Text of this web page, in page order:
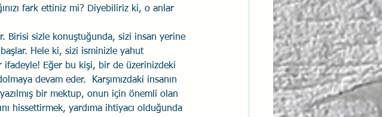
fark ettiniz mi? Diyebiliriz ki, o anlar
Birisi sizle konuştuğunda, sizi insan yerine
Hele ki, sizi isminizle yahut
ifadeyle! Eğer bu kişi, bir de üzerinizdeki
devam eder.  Karşımızdaki insanın
bir mektup, onun için önemli olan
hissettirmek, yardıma ihtiyacı olduğunda